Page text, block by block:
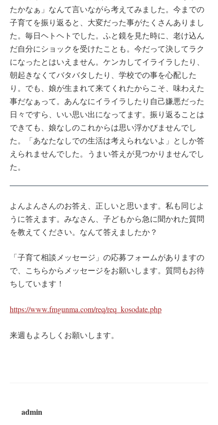
たかなぁ」なんて言いながら考えてみました。今までの
子育てを振り返ると、大変だった事がたくさんありまし
た。毎日ヘトヘトでした。ふと鏡を見た時に、老け込ん
だ自分にショックを受けたことも。今だって決してラク
になったとはいえません。ケンカしてイライラしたり、
朝起きなくてバタバタしたり、学校での事を心配した
り。でも、娘が生まれて来てくれたからこそ、味わえた
事だなぁって。あんなにイライラしたり自己嫌悪だった
日々ですら、いい思い出になってます。振り返ることは
できても、娘なしのこれからは思い浮かびませんでし
た。「あなたなしでの生活は考えられないよ」としか答
えられませんでした。うまい答えが見つかりませんでし
た。
よんよんさんのお答え、正しいと思います。私も同じよ
うに答えます。みなさん、子どもから急に聞かれた質問
を教えてください。なんて答えましたか？
「子育て相談メッセージ」の応募フォームがありますの
で、こちらからメッセージをお願いします。質問もお待
ちしています！
https://www.fmgunma.com/req/req_kosodate.php
来週もよろしくお願いします。
admin